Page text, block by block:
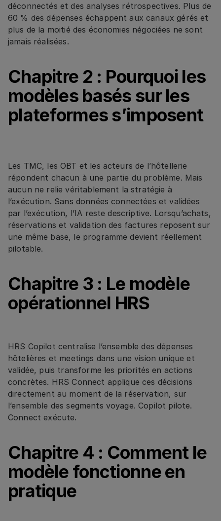
déconnectés et des analyses rétrospectives. Plus de
60 % des dépenses échappent aux canaux gérés et
plus de la moitié des économies négociées ne sont
jamais réalisées.
Chapitre 2 : Pourquoi les
modèles basés sur les
plateformes s’imposent
Les TMC, les OBT et les acteurs de l’hôtellerie
répondent chacun à une partie du problème. Mais
aucun ne relie véritablement la stratégie à
l’exécution. Sans données connectées et validées
par l’exécution, l’IA reste descriptive. Lorsqu’achats,
réservations et validation des factures reposent sur
une même base, le programme devient réellement
pilotable.
Chapitre 3 : Le modèle
opérationnel HRS
HRS Copilot centralise l’ensemble des dépenses
hôtelières et meetings dans une vision unique et
validée, puis transforme les priorités en actions
concrètes. HRS Connect applique ces décisions
directement au moment de la réservation, sur
l’ensemble des segments voyage. Copilot pilote.
Connect exécute.
Chapitre 4 : Comment le
modèle fonctionne en
pratique